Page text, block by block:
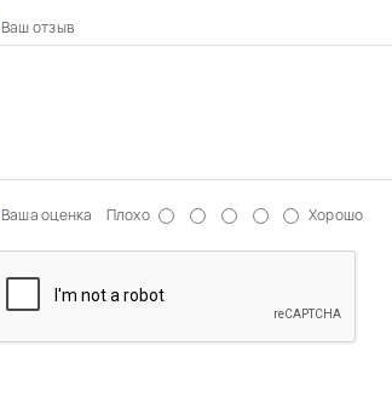
Ваш отзыв
Ваша оценка Плохо Хорошо